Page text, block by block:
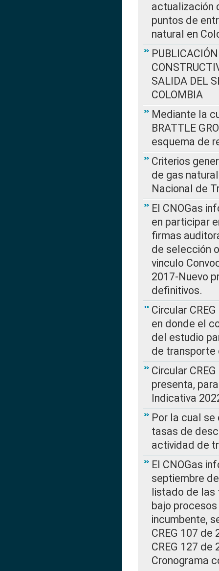
actualización
puntos de
natural en
SALIDA DEL
COLOMBIA
Mediante la
BRATTLE
esquema de
Criterios
de gas
Nacional de
El CNOGas
en participar
firmas
de selección
vinculo
2017-Nuevo
definitivos.
Circular
en donde el
del estudio
de transporte
Circular
presenta,
Indicativa
Por la cual
tasas de
actividad de
El CNOGas
septiembre
listado de las
bajo
incumbente,
CREG 107
CREG 127 de
Cronograma